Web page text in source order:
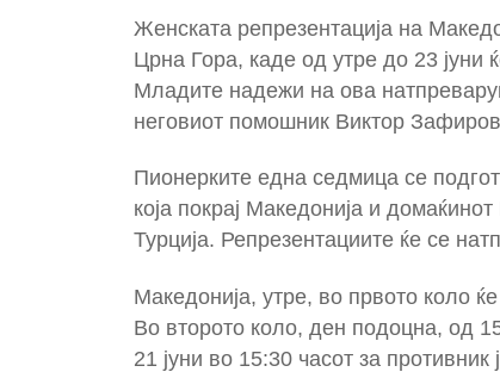
Женската репрезентација на
Црна Гора, каде од утре до 23
Младите надежи на ова
неговиот помошник Виктор
Пионерките една седмица се
која покрај Македонија и
Турција. Репрезентациите ќе се
Македонија, утре, во првото коло
Во второто коло, ден подоцна, од
21 јуни во 15:30 часот за